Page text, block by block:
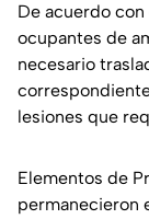
De acuerdo
ocupantes de
necesario
lesiones que
Elementos de
permanecieron